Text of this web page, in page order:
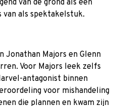
van de grond als een
van als spektakelstuk.
Jonathan Majors en Glenn
Voor Majors leek zelfs
antagonist binnen
voor mishandeling
die plannen en kwam zijn